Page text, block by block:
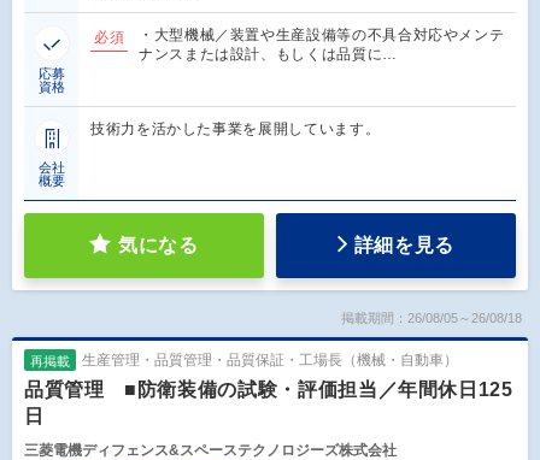
応募
資格
必須
・大型機械／装置や生産設備等の不具合対応やメンテ
ナンスまたは設計、もしくは品質に…
会社
概要
技術力を活かした事業を展開しています。
気になる 詳細を見る
掲載期間：26/08/05～26/08/18
再掲載 生産管理・品質管理・品質保証・工場長（機械・自動車）
品質管理 ■防衛装備の試験・評価担当／年間休日125
日
三菱電機ディフェンス&スペーステクノロジーズ株式会社